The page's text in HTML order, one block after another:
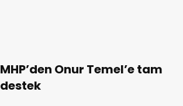
MHP’den Onur Temel’e tam
destek